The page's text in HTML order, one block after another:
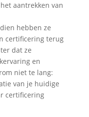
aantrekken van
hebben ze
certificering terug
dat ze
en
niet te lang:
van je huidige
certificering